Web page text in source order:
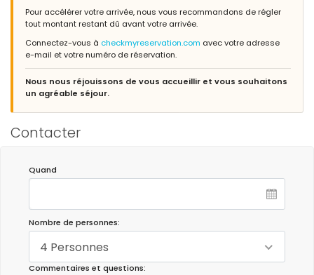
Pour accélérer votre arrivée, nous vous recommandons de régler
tout montant restant dû avant votre arrivée.
Connectez-vous à checkmyreservation.com avec votre adresse
e-mail et votre numéro de réservation.
Nous nous réjouissons de vous accueillir et vous souhaitons
un agréable séjour.
Contacter
Quand
Nombre de personnes:
4 Personnes
Commentaires et questions: